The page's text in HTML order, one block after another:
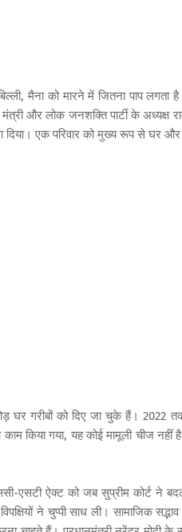
मैना को मारने में जितना पाप
और लोक जनशक्ति पार्टी के
एक परिवार को मुख्य रूप से घर और
घर गरीबों को दिए जा चुके हैं। 2022
किया गया, यह कोई मामूली चीज
एसटी ऐक्ट को जब सुप्रीम कोर्ट ने
ने चुप्पी साध ली। सामाजिक